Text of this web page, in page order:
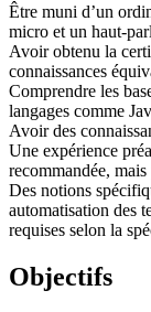
Être muni d’un
micro et un haut-
Avoir obtenu la
connaissances
Comprendre les
langages comme
Avoir des
Une expérience
recommandée,
Des notions
automatisation des
requises selon la
Objectifs